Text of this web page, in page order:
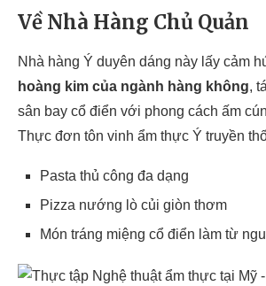
Về Nhà Hàng Chủ Quản
Nhà hàng Ý duyên dáng này lấy cảm
hoàng kim của ngành hàng không,
sân bay cổ điển với phong cách ấm
Thực đơn tôn vinh ẩm thực Ý truyền
Pasta thủ công đa dạng
Pizza nướng lò củi giòn thơm
Món tráng miệng cổ điển làm từ